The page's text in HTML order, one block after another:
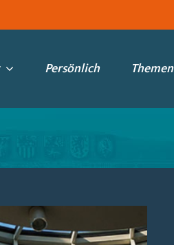
Persönlich Themen